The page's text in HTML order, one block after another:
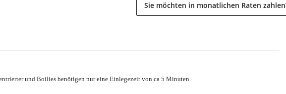
Sie möchten in monatlichen Raten
und Boilies benötigen nur eine Einlegezeit von ca 5 Minuten.